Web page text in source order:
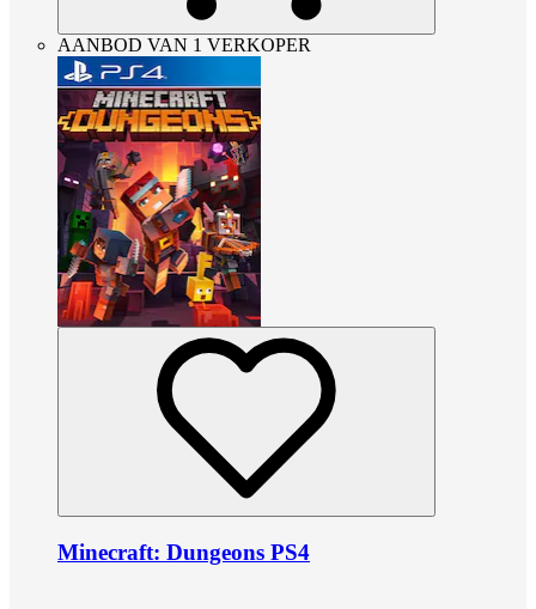
AANBOD VAN 1 VERKOPER
Minecraft: Dungeons PS4